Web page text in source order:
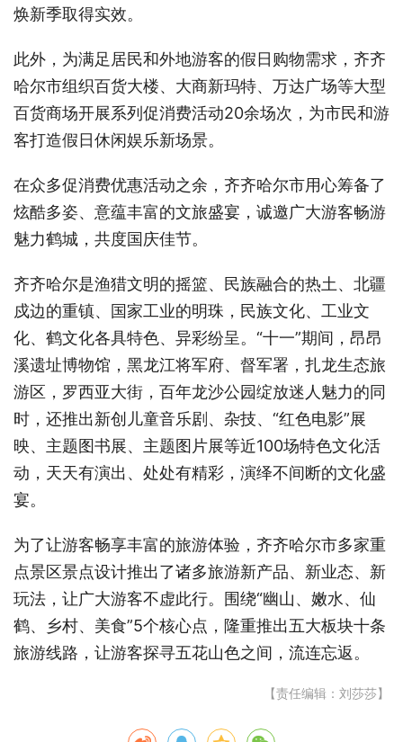
焕新季取得实效。
此外，为满足居民和外地游客的假日购物需求，齐齐
哈尔市组织百货大楼、大商新玛特、万达广场等大型
百货商场开展系列促消费活动20余场次，为市民和游
客打造假日休闲娱乐新场景。
在众多促消费优惠活动之余，齐齐哈尔市用心筹备了
炫酷多姿、意蕴丰富的文旅盛宴，诚邀广大游客畅游
魅力鹤城，共度国庆佳节。
齐齐哈尔是渔猎文明的摇篮、民族融合的热土、北疆
戍边的重镇、国家工业的明珠，民族文化、工业文
化、鹤文化各具特色、异彩纷呈。“十一”期间，昂昂
溪遗址博物馆，黑龙江将军府、督军署，扎龙生态旅
游区，罗西亚大街，百年龙沙公园绽放迷人魅力的同
时，还推出新创儿童音乐剧、杂技、“红色电影”展
映、主题图书展、主题图片展等近100场特色文化活
动，天天有演出、处处有精彩，演绎不间断的文化盛
宴。
为了让游客畅享丰富的旅游体验，齐齐哈尔市多家重
点景区景点设计推出了诸多旅游新产品、新业态、新
玩法，让广大游客不虚此行。围绕“幽山、嫩水、仙
鹤、乡村、美食”5个核心点，隆重推出五大板块十条
旅游线路，让游客探寻五花山色之间，流连忘返。
【责任编辑：刘莎莎】